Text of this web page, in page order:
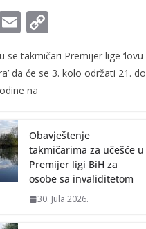
E
m
ai
l
o
p
n
k
se takmičari Premijer lige ‘lovu
da će se 3. kolo održati 21. do
na
Obavještenje
takmičarima za učešće u
Premijer ligi BiH za
osobe sa invaliditetom
30. Jula 2026.